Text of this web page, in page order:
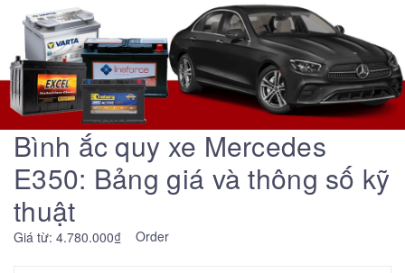
Bình ắc quy xe Mercedes
E350: Bảng giá và thông số kỹ
thuật
Giá từ: 4.780.000₫ Order